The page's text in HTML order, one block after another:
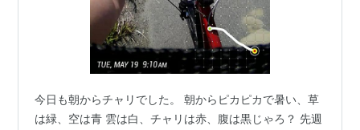
今日も朝からチャリでした。 朝からピカピカで暑い、草
は緑、空は青 雲は白、チャリは赤、腹は黒じゃろ？ 先週